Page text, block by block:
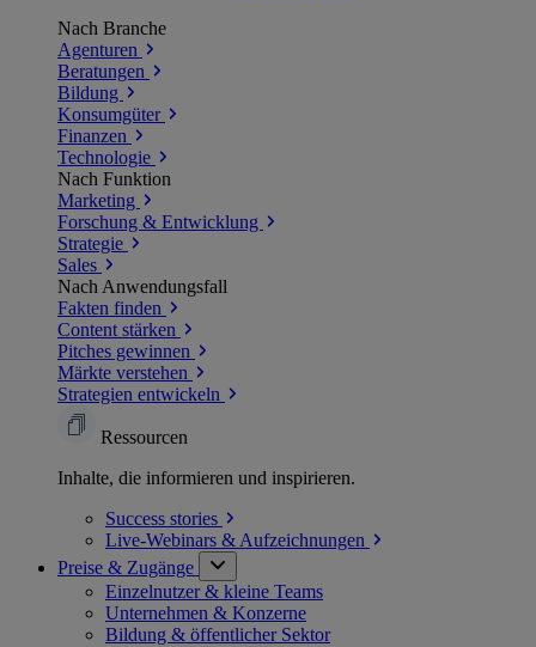
Nach Branche
Agenturen
Beratungen
Bildung
Konsumgüter
Finanzen
Technologie
Nach Funktion
Marketing
Forschung & Entwicklung
Strategie
Sales
Nach Anwendungsfall
Fakten finden
Content stärken
Pitches gewinnen
Märkte verstehen
Strategien entwickeln
Ressourcen
Inhalte, die informieren und inspirieren.
Success stories
Live-Webinars & Aufzeichnungen
Preise & Zugänge
Einzelnutzer & kleine Teams
Unternehmen & Konzerne
Bildung & öffentlicher Sektor